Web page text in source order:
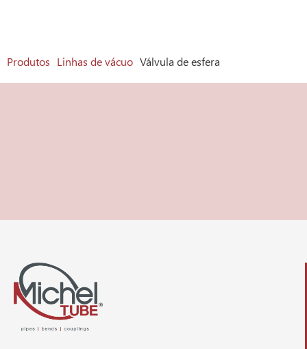
Produtos Linhas de vácuo Válvula de esfera